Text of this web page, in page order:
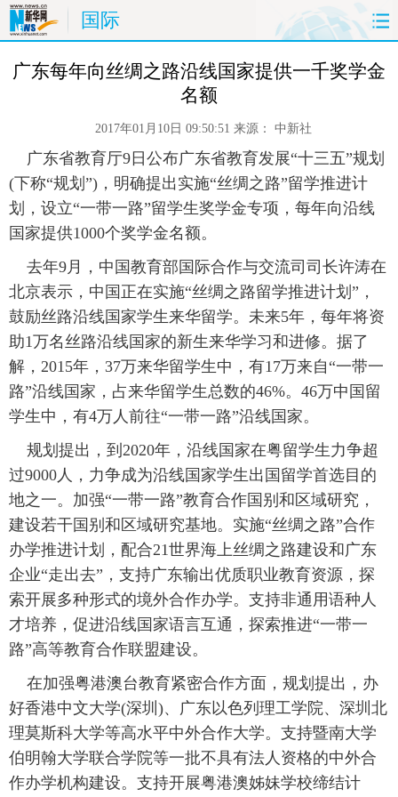
国际
首页 时政 国际 财经
时尚 思客 地方 法治
港澳 台湾 华人 汽车
图片 视频 彩票 食品
旅游 健康 信息化 数据
金融 公益 军事 无人机
富媒体 摄影 新华广播
新华电视中文 新华电视英文 返回PC
广东每年向丝绸之路沿线国家提供一千奖学金
名额
2017年01月10日 09:50:51 来源： 中新社
广东省教育厅9日公布广东省教育发展“十三五”规划
(下称“规划”)，明确提出实施“丝绸之路”留学推进计
划，设立“一带一路”留学生奖学金专项，每年向沿线
国家提供1000个奖学金名额。
去年9月，中国教育部国际合作与交流司司长许涛在
北京表示，中国正在实施“丝绸之路留学推进计划”，
鼓励丝路沿线国家学生来华留学。未来5年，每年将资
助1万名丝路沿线国家的新生来华学习和进修。据了
解，2015年，37万来华留学生中，有17万来自“一带一
路”沿线国家，占来华留学生总数的46%。46万中国留
学生中，有4万人前往“一带一路”沿线国家。
规划提出，到2020年，沿线国家在粤留学生力争超
过9000人，力争成为沿线国家学生出国留学首选目的
地之一。加强“一带一路”教育合作国别和区域研究，
建设若干国别和区域研究基地。实施“丝绸之路”合作
办学推进计划，配合21世界海上丝绸之路建设和广东
企业“走出去”，支持广东输出优质职业教育资源，探
索开展多种形式的境外合作办学。支持非通用语种人
才培养，促进沿线国家语言互通，探索推进“一带一
路”高等教育合作联盟建设。
在加强粤港澳台教育紧密合作方面，规划提出，办
好香港中文大学(深圳)、广东以色列理工学院、深圳北
理莫斯科大学等高水平中外合作大学。支持暨南大学
伯明翰大学联合学院等一批不具有法人资格的中外合
作办学机构建设。支持开展粤港澳姊妹学校缔结计